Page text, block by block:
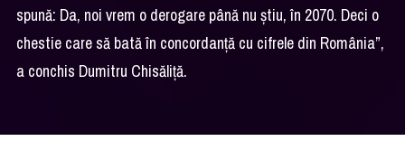
spună: Da, noi vrem o derogare până nu știu, în 2070. Deci o
chestie care să bată în concordanță cu cifrele din România”,
a conchis Dumitru Chisăliță.